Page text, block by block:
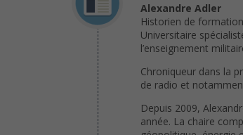
Alexandre Adler
Historien de
Universitaire
l’enseignement
Chroniqueur dans la
de radio et
Depuis 2009,
année. La chaire